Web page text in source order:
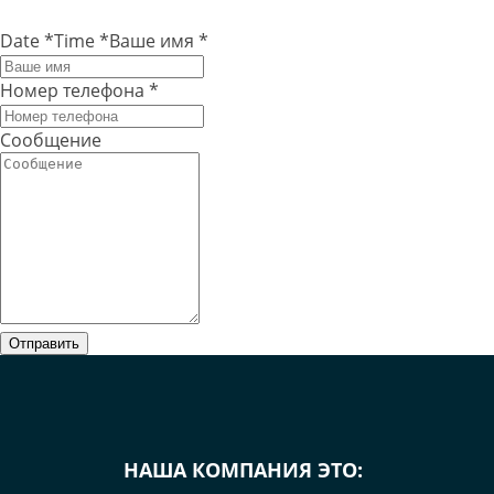
Date*Time*Ваше имя *
Номер телефона *
Сообщение
Отправить
НАША КОМПАНИЯ ЭТО: